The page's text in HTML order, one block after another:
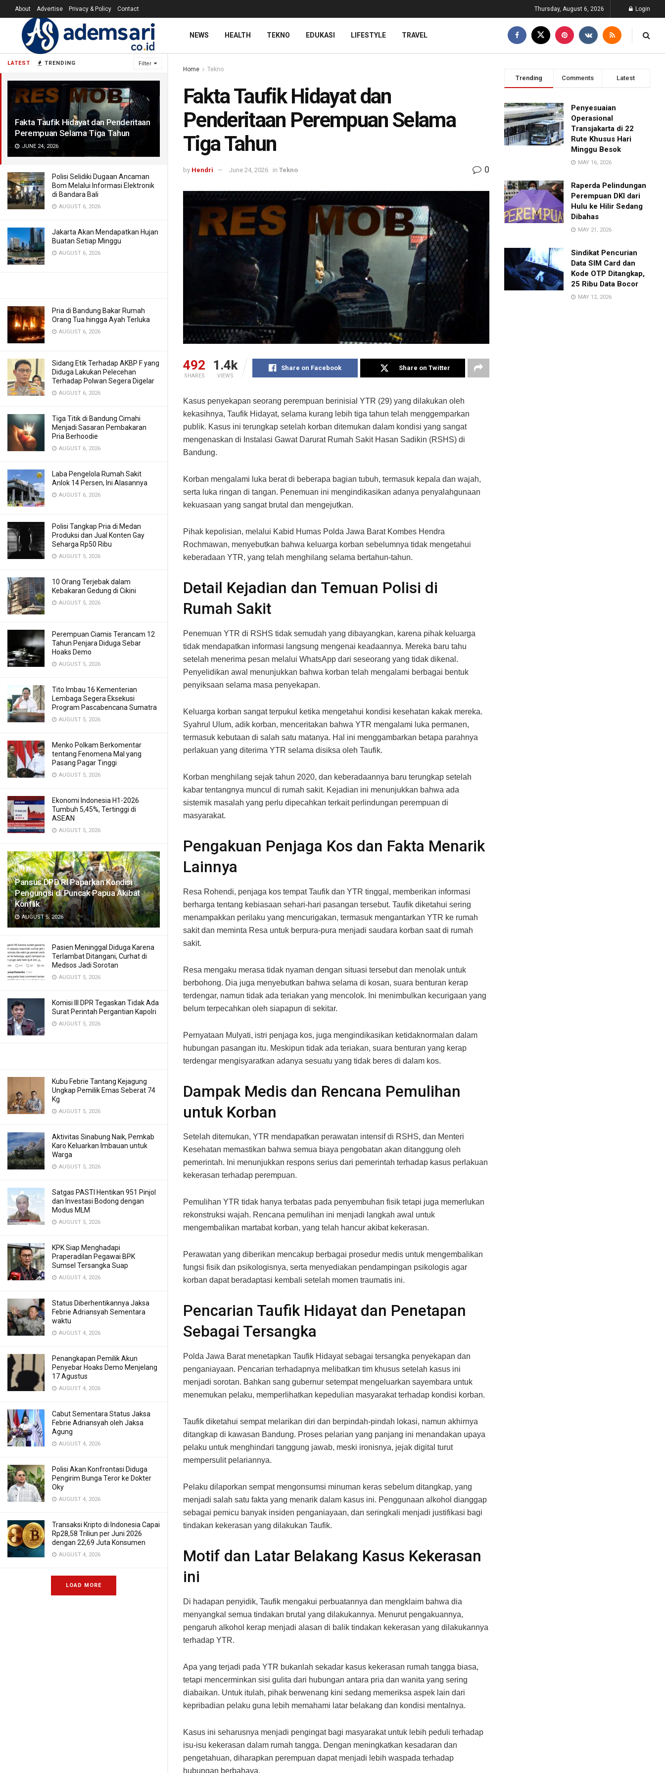
LATEST TRENDING Filter
Fakta Taufik Hidayat dan Penderitaan
Perempuan Selama Tiga Tahun
JUNE 24, 2026
Polisi Selidiki Dugaan Ancaman
Bom Melalui Informasi Elektronik
di Bandara Bali
AUGUST 6, 2026
Jakarta Akan Mendapatkan Hujan
Buatan Setiap Minggu
AUGUST 6, 2026
Pria di Bandung Bakar Rumah
Orang Tua hingga Ayah Terluka
AUGUST 6, 2026
Sidang Etik Terhadap AKBP F yang
Diduga Lakukan Pelecehan
Terhadap Polwan Segera Digelar
AUGUST 6, 2026
Tiga Titik di Bandung Cimahi
Menjadi Sasaran Pembakaran
Pria Berhoodie
AUGUST 6, 2026
Laba Pengelola Rumah Sakit
Anlok 14 Persen, Ini Alasannya
AUGUST 6, 2026
Polisi Tangkap Pria di Medan
Produksi dan Jual Konten Gay
Seharga Rp50 Ribu
AUGUST 5, 2026
10 Orang Terjebak dalam
Kebakaran Gedung di Cikini
AUGUST 5, 2026
Perempuan Ciamis Terancam 12
Tahun Penjara Diduga Sebar
Hoaks Demo
AUGUST 5, 2026
Tito Imbau 16 Kementerian
Lembaga Segera Eksekusi
Program Pascabencana Sumatra
AUGUST 5, 2026
Menko Polkam Berkomentar
tentang Fenomena Mal yang
Pasang Pagar Tinggi
AUGUST 5, 2026
Ekonomi Indonesia H1-2026
Tumbuh 5,45%, Tertinggi di
ASEAN
AUGUST 5, 2026
Pansus DPD RI Paparkan Kondisi
Pengungsi di Puncak Papua Akibat
Konflik
AUGUST 5, 2026
Pasien Meninggal Diduga Karena
Terlambat Ditangani, Curhat di
Medsos Jadi Sorotan
AUGUST 5, 2026
Komisi III DPR Tegaskan Tidak Ada
Surat Perintah Pergantian Kapolri
AUGUST 5, 2026
Kubu Febrie Tantang Kejagung
Ungkap Pemilik Emas Seberat 74
Kg
AUGUST 5, 2026
Aktivitas Sinabung Naik, Pemkab
Karo Keluarkan Imbauan untuk
Warga
AUGUST 5, 2026
Satgas PASTI Hentikan 951 Pinjol
dan Investasi Bodong dengan
Modus MLM
AUGUST 5, 2026
KPK Siap Menghadapi
Praperadilan Pegawai BPK
Sumsel Tersangka Suap
AUGUST 4, 2026
Status Diberhentikannya Jaksa
Febrie Adriansyah Sementara
waktu
AUGUST 4, 2026
Penangkapan Pemilik Akun
Penyebar Hoaks Demo Menjelang
17 Agustus
AUGUST 4, 2026
Cabut Sementara Status Jaksa
Febrie Adriansyah oleh Jaksa
Agung
AUGUST 4, 2026
Polisi Akan Konfrontasi Diduga
Pengirim Bunga Teror ke Dokter
Oky
AUGUST 4, 2026
Transaksi Kripto di Indonesia Capai
Rp28,58 Triliun per Juni 2026
dengan 22,69 Juta Konsumen
AUGUST 4, 2026
LOAD MORE
About Advertise Privacy & Policy Contact Thursday, August 6, 2026 Login
NEWS HEALTH TEKNO EDUKASI LIFESTYLE TRAVEL
Home Tekno
Fakta Taufik Hidayat dan
Penderitaan Perempuan Selama
Tiga Tahun
by Hendri June 24, 2026 in Tekno 0
492
SHARES
1.4k
VIEWS
Share on Facebook Share on Twitter
Kasus penyekapan seorang perempuan berinisial YTR (29) yang dilakukan oleh
kekasihnya, Taufik Hidayat, selama kurang lebih tiga tahun telah menggemparkan
publik. Kasus ini terungkap setelah korban ditemukan dalam kondisi yang sangat
mengenaskan di Instalasi Gawat Darurat Rumah Sakit Hasan Sadikin (RSHS) di
Bandung.
Korban mengalami luka berat di beberapa bagian tubuh, termasuk kepala dan wajah,
serta luka ringan di tangan. Penemuan ini mengindikasikan adanya penyalahgunaan
kekuasaan yang sangat brutal dan mengejutkan.
Pihak kepolisian, melalui Kabid Humas Polda Jawa Barat Kombes Hendra
Rochmawan, menyebutkan bahwa keluarga korban sebelumnya tidak mengetahui
keberadaan YTR, yang telah menghilang selama bertahun-tahun.
Detail Kejadian dan Temuan Polisi di
Rumah Sakit
Penemuan YTR di RSHS tidak semudah yang dibayangkan, karena pihak keluarga
tidak mendapatkan informasi langsung mengenai keadaannya. Mereka baru tahu
setelah menerima pesan melalui WhatsApp dari seseorang yang tidak dikenal.
Penyelidikan awal menunjukkan bahwa korban telah mengalami berbagai bentuk
penyiksaan selama masa penyekapan.
Keluarga korban sangat terpukul ketika mengetahui kondisi kesehatan kakak mereka.
Syahrul Ulum, adik korban, menceritakan bahwa YTR mengalami luka permanen,
termasuk kebutaan di salah satu matanya. Hal ini menggambarkan betapa parahnya
perlakuan yang diterima YTR selama disiksa oleh Taufik.
Korban menghilang sejak tahun 2020, dan keberadaannya baru terungkap setelah
kabar tentangnya muncul di rumah sakit. Kejadian ini menunjukkan bahwa ada
sistemik masalah yang perlu dipecahkan terkait perlindungan perempuan di
masyarakat.
Pengakuan Penjaga Kos dan Fakta Menarik
Lainnya
Resa Rohendi, penjaga kos tempat Taufik dan YTR tinggal, memberikan informasi
berharga tentang kebiasaan sehari-hari pasangan tersebut. Taufik diketahui sering
menampakkan perilaku yang mencurigakan, termasuk mengantarkan YTR ke rumah
sakit dan meminta Resa untuk berpura-pura menjadi saudara korban saat di rumah
sakit.
Resa mengaku merasa tidak nyaman dengan situasi tersebut dan menolak untuk
berbohong. Dia juga menyebutkan bahwa selama di kosan, suara benturan kerap
terdengar, namun tidak ada teriakan yang mencolok. Ini menimbulkan kecurigaan yang
belum terpecahkan oleh siapapun di sekitar.
Pernyataan Mulyati, istri penjaga kos, juga mengindikasikan ketidaknormalan dalam
hubungan pasangan itu. Meskipun tidak ada teriakan, suara benturan yang kerap
terdengar mengisyaratkan adanya sesuatu yang tidak beres di dalam kos.
Dampak Medis dan Rencana Pemulihan
untuk Korban
Setelah ditemukan, YTR mendapatkan perawatan intensif di RSHS, dan Menteri
Kesehatan memastikan bahwa semua biaya pengobatan akan ditanggung oleh
pemerintah. Ini menunjukkan respons serius dari pemerintah terhadap kasus perlakuan
kekerasan terhadap perempuan.
Pemulihan YTR tidak hanya terbatas pada penyembuhan fisik tetapi juga memerlukan
rekonstruksi wajah. Rencana pemulihan ini menjadi langkah awal untuk
mengembalikan martabat korban, yang telah hancur akibat kekerasan.
Perawatan yang diberikan mencakup berbagai prosedur medis untuk mengembalikan
fungsi fisik dan psikologisnya, serta menyediakan pendampingan psikologis agar
korban dapat beradaptasi kembali setelah momen traumatis ini.
Pencarian Taufik Hidayat dan Penetapan
Sebagai Tersangka
Polda Jawa Barat menetapkan Taufik Hidayat sebagai tersangka penyekapan dan
penganiayaan. Pencarian terhadapnya melibatkan tim khusus setelah kasus ini
menjadi sorotan. Bahkan sang gubernur setempat mengeluarkan sayembara untuk
menemukan pelaku, memperlihatkan kepedulian masyarakat terhadap kondisi korban.
Taufik diketahui sempat melarikan diri dan berpindah-pindah lokasi, namun akhirnya
ditangkap di kawasan Bandung. Proses pelarian yang panjang ini menandakan upaya
pelaku untuk menghindari tanggung jawab, meski ironisnya, jejak digital turut
mempersulit pelariannya.
Pelaku dilaporkan sempat mengonsumsi minuman keras sebelum ditangkap, yang
menjadi salah satu fakta yang menarik dalam kasus ini. Penggunaan alkohol dianggap
sebagai pemicu banyak insiden penganiayaan, dan seringkali menjadi justifikasi bagi
tindakan kekerasan yang dilakukan Taufik.
Motif dan Latar Belakang Kasus Kekerasan
ini
Di hadapan penyidik, Taufik mengakui perbuatannya dan mengklaim bahwa dia
menyangkal semua tindakan brutal yang dilakukannya. Menurut pengakuannya,
pengaruh alkohol kerap menjadi alasan di balik tindakan kekerasan yang dilakukannya
terhadap YTR.
Apa yang terjadi pada YTR bukanlah sekadar kasus kekerasan rumah tangga biasa,
tetapi mencerminkan sisi gulita dari hubungan antara pria dan wanita yang sering
diabaikan. Untuk itulah, pihak berwenang kini sedang memeriksa aspek lain dari
kepribadian pelaku guna lebih memahami latar belakang dan kondisi mentalnya.
Kasus ini seharusnya menjadi pengingat bagi masyarakat untuk lebih peduli terhadap
isu-isu kekerasan dalam rumah tangga. Dengan meningkatkan kesadaran dan
pengetahuan, diharapkan perempuan dapat menjadi lebih waspada terhadap
hubungan berbahaya.
Trending Comments Latest
Penyesuaian
Operasional
Transjakarta di 22
Rute Khusus Hari
Minggu Besok
MAY 16, 2026
Raperda Pelindungan
Perempuan DKI dari
Hulu ke Hilir Sedang
Dibahas
MAY 21, 2026
Sindikat Pencurian
Data SIM Card dan
Kode OTP Ditangkap,
25 Ribu Data Bocor
MAY 12, 2026